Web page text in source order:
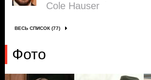
Cole Hauser
ВЕСЬ СПИСОК (77)
Фото